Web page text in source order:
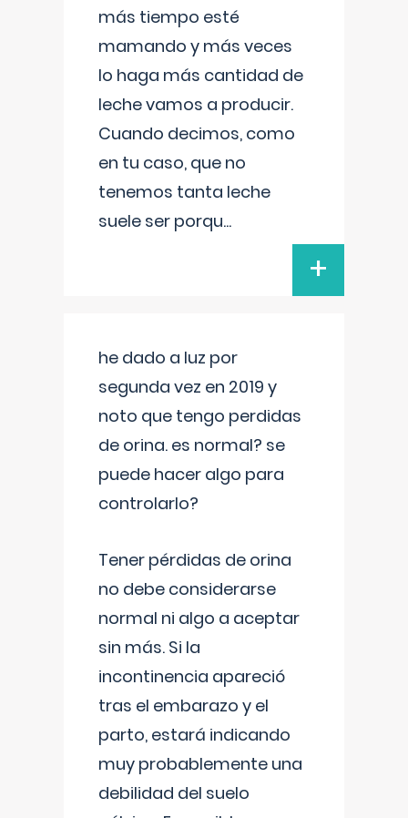
más tiempo esté
mamando y más veces
lo haga más cantidad de
leche vamos a producir.
Cuando decimos, como
en tu caso, que no
tenemos tanta leche
suele ser porqu...
+
he dado a luz por
segunda vez en 2019 y
noto que tengo perdidas
de orina. es normal? se
puede hacer algo para
controlarlo?
Tener pérdidas de orina
no debe considerarse
normal ni algo a aceptar
sin más. Si la
incontinencia apareció
tras el embarazo y el
parto, estará indicando
muy probablemente una
debilidad del suelo